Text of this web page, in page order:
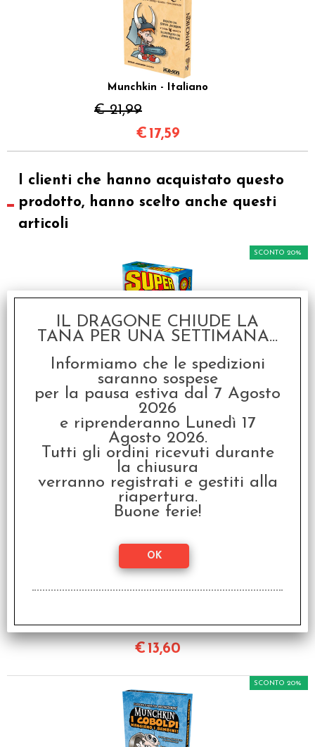
Munchkin - Italiano
€ 21,99
€ 17,59
I clienti che hanno acquistato questo
prodotto, hanno scelto anche questi
articoli
Super Munchkin -
Italiano
€ 26,99
SCONTO 20%
€ 21,59
Munchkin 2 - L'Ascia o
€ 16,99
€13,60
SCONTO 20%
IL DRAGONE CHIUDE LA
TANA PER UNA SETTIMANA...
Informiamo che le spedizioni
saranno sospese
per la pausa estiva dal 7 Agosto
2026
e riprenderanno Lunedì 17
Agosto 2026.
Tutti gli ordini ricevuti durante
la chiusura
verranno registrati e gestiti alla
riapertura.
Buone ferie!